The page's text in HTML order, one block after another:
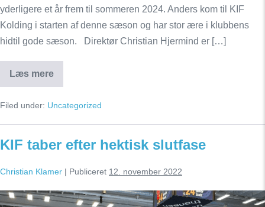
yderligere et år frem til sommeren 2024. Anders kom til KIF
Kolding i starten af denne sæson og har stor ære i klubbens
hidtil gode sæson. Direktør Christian Hjermind er […]
Læs mere
GOD
NYHED
BÆNKEN
Filed under: Uncategorized
KIF taber efter hektisk slutfase
Christian Klamer | Publiceret 12. november 2022
KIF